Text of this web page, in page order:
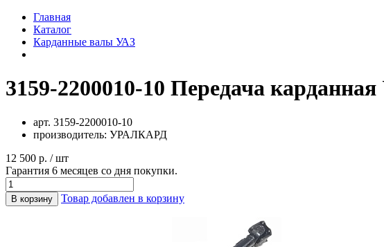
Главная
Каталог
Карданные валы УАЗ
3159-2200010-10 Передача
арт. 3159-2200010-10
производитель: УРАЛКАРД
12 500 р. / шт
Гарантия 6 месяцев со дня покупки.
В корзину Товар добавлен в корзину